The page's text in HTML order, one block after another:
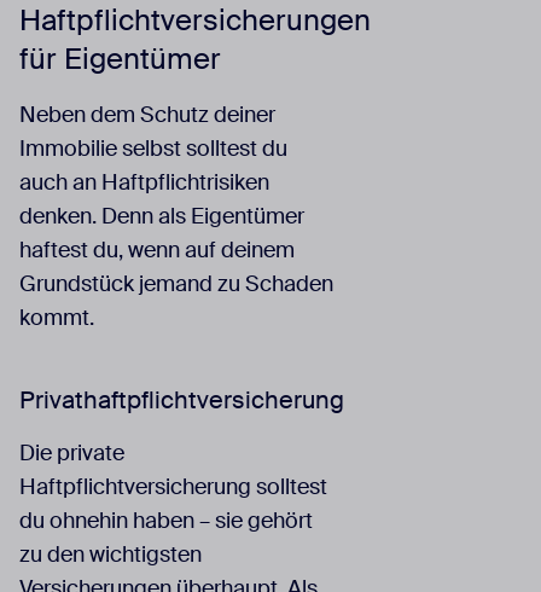
Haftpflichtversicherungen
für Eigentümer
Neben dem Schutz deiner
Immobilie selbst solltest du
auch an Haftpflichtrisiken
denken. Denn als Eigentümer
haftest du, wenn auf deinem
Grundstück jemand zu Schaden
kommt.
Privathaftpflichtversicherung
Die private
Haftpflichtversicherung solltest
du ohnehin haben – sie gehört
zu den wichtigsten